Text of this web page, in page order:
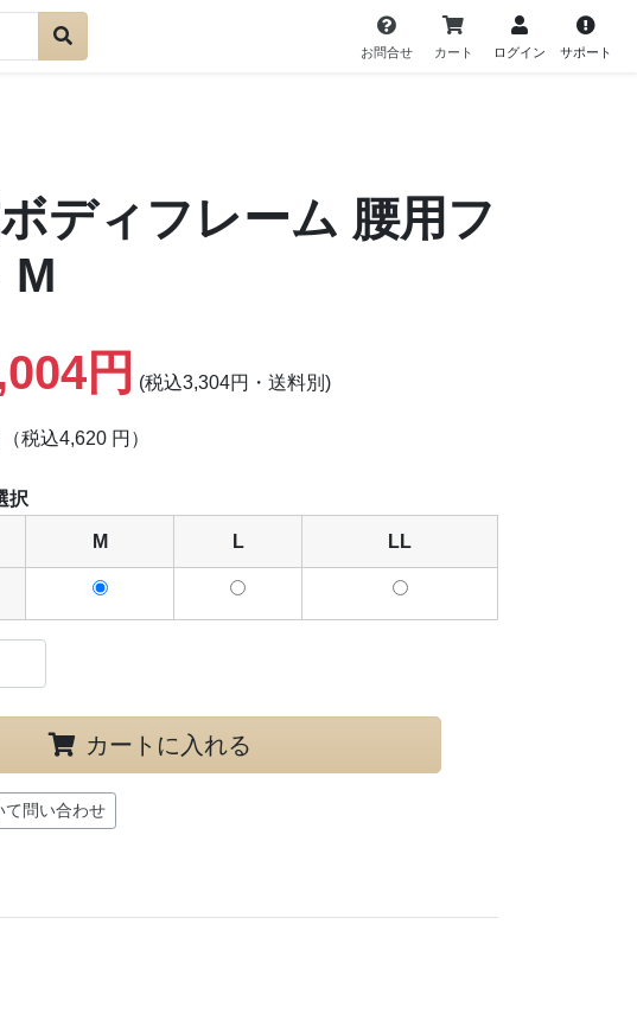
お問合せ カート ログイン サポート
ディフレーム 腰用フ
M
円 (税込3,304円・送料別)
税込4,620 円）
択
M L LL
カートに入れる
て問い合わせ